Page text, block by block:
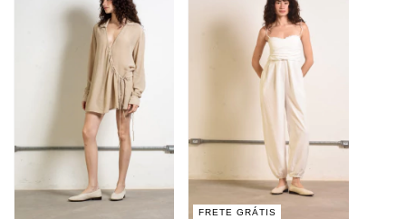
FRETE GRÁTIS